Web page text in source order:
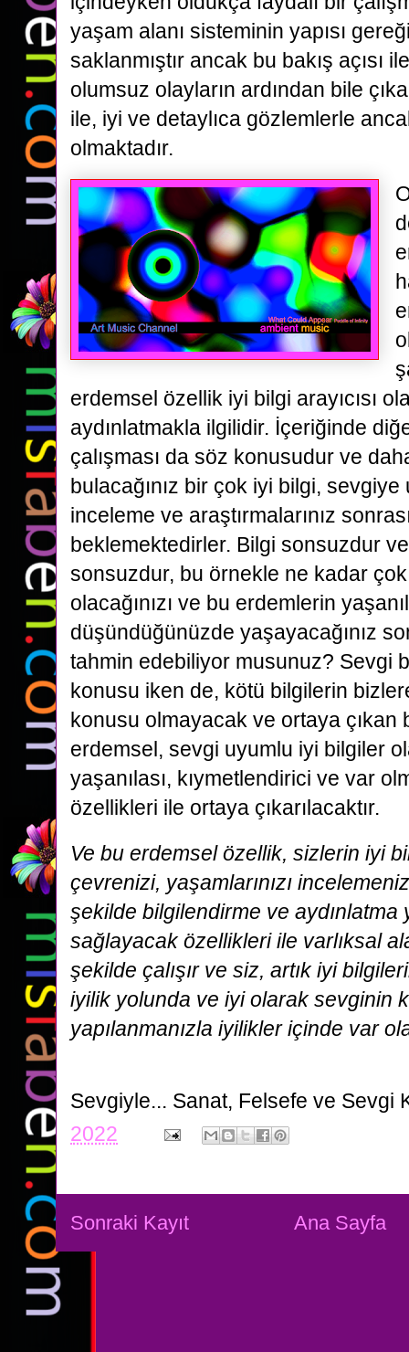
yaşam alanı sisteminin yapısı
saklanmıştır ancak bu bakış açısı
olumsuz olayların ardından bile
ile, iyi ve detaylıca gözlemlerle
olmaktadır.
erdemsel özellik iyi bilgi arayıcısı
aydınlatmakla ilgilidir. İçeriğinde
çalışması da söz konusudur ve
bulacağınız bir çok iyi bilgi,
inceleme ve araştırmalarınız
beklemektedirler. Bilgi sonsuzdur
sonsuzdur, bu örnekle ne kadar
olacağınızı ve bu erdemlerin
düşündüğünüzde yaşayacağınız
tahmin edebiliyor musunuz? Sevgi
konusu iken de, kötü bilgilerin
konusu olmayacak ve ortaya çıkan
erdemsel, sevgi uyumlu iyi bilgiler
yaşanılası, kıymetlendirici ve var
özellikleri ile ortaya çıkarılacaktır.
Ve bu erdemsel özellik, sizlerin iyi
çevrenizi, yaşamlarınızı
şekilde bilgilendirme ve aydınlatma
sağlayacak özellikleri ile varlıksal
şekilde çalışır ve siz, artık iyi
iyilik yolunda ve iyi olarak sevginin
yapılanmanızla iyilikler içinde var
Sevgiyle... Sanat, Felsefe ve Sevgi
2022
Sonraki Kayıt Ana Sayfa